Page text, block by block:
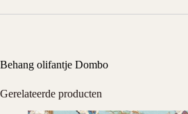
Behang olifantje Dombo
Gerelateerde producten